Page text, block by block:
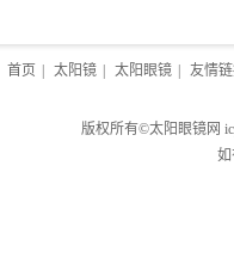
首页 太阳镜 太阳眼镜 友情
版权所有©太阳眼镜网
如